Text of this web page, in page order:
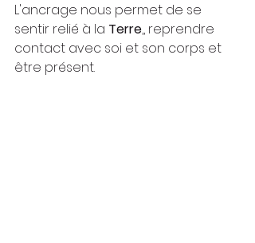
L'ancrage nous permet de se
sentir relié à la Terre,, reprendre
contact avec soi et son corps et
être présent.